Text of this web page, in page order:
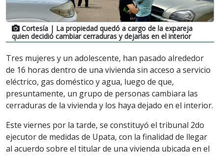
Cortesía | La propiedad quedó a cargo de la expareja
quien decidió cambiar cerraduras y dejarlas en el interior
Tres mujeres y un adolescente, han pasado alrededor
de 16 horas dentro de una vivienda sin acceso a servicio
eléctrico, gas doméstico y agua, luego de que,
presuntamente, un grupo de personas cambiara las
cerraduras de la vivienda y los haya dejado en el interior.
Este viernes por la tarde, se constituyó el tribunal 2do
ejecutor de medidas de Upata, con la finalidad de llegar
al acuerdo sobre el titular de una vivienda ubicada en el